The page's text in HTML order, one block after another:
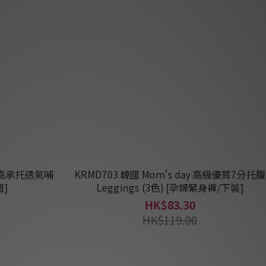
承托透氣哺
]
KRMD703 韓國 Mom's day 高級優質7分托腹
Leggings (3色) [孕婦緊身褲/下裝]
HK$83.30
HK$119.00